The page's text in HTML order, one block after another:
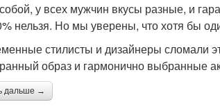
у всех мужчин вкусы разные, и
нельзя. Но мы уверены, что хотя бы
стилисты и дизайнеры сломали
образ и гармонично выбранные
дальше →